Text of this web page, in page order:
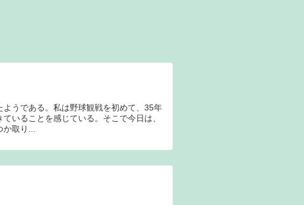
うである。私は野球観戦を初めて、35年
いることを感じている。そこで今日は、
取り...